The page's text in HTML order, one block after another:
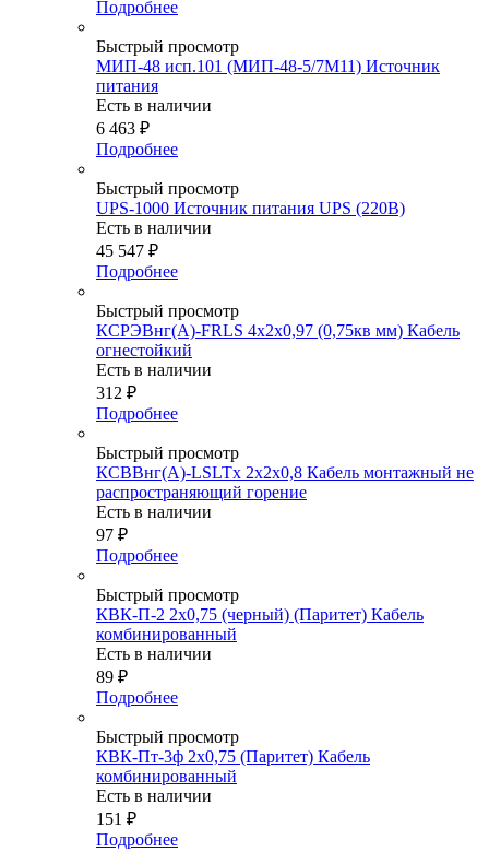
Подробнее
Быстрый просмотр
МИП-48 исп.101 (МИП-48-5/7М11) Источник
питания
Есть в наличии
6 463 ₽
Подробнее
Быстрый просмотр
UPS-1000 Источник питания UPS (220В)
Есть в наличии
45 547 ₽
Подробнее
Быстрый просмотр
КСРЭВнг(А)-FRLS 4х2х0,97 (0,75кв мм) Кабель
огнестойкий
Есть в наличии
312 ₽
Подробнее
Быстрый просмотр
КСВВнг(А)-LSLTx 2х2х0,8 Кабель монтажный не
распространяющий горение
Есть в наличии
97 ₽
Подробнее
Быстрый просмотр
КВК-П-2 2х0,75 (черный) (Паритет) Кабель
комбинированный
Есть в наличии
89 ₽
Подробнее
Быстрый просмотр
КВК-Пт-3ф 2х0,75 (Паритет) Кабель
комбинированный
Есть в наличии
151 ₽
Подробнее